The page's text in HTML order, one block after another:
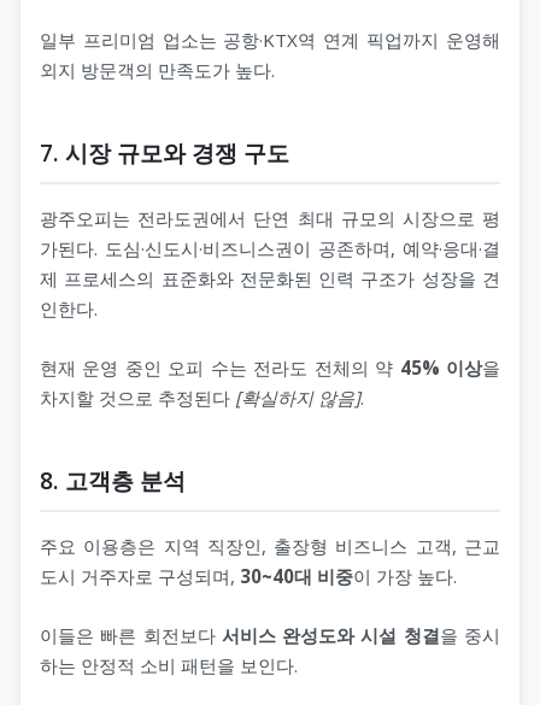
일부 프리미엄 업소는 공항·KTX역 연계 픽업까지 운영해
외지 방문객의 만족도가 높다.
7. 시장 규모와 경쟁 구도
광주오피는 전라도권에서 단연 최대 규모의 시장으로 평
가된다. 도심·신도시·비즈니스권이 공존하며, 예약·응대·결
제 프로세스의 표준화와 전문화된 인력 구조가 성장을 견
인한다.
현재 운영 중인 오피 수는 전라도 전체의 약 45% 이상을
차지할 것으로 추정된다 [확실하지 않음].
8. 고객층 분석
주요 이용층은 지역 직장인, 출장형 비즈니스 고객, 근교
도시 거주자로 구성되며, 30~40대 비중이 가장 높다.
이들은 빠른 회전보다 서비스 완성도와 시설 청결을 중시
하는 안정적 소비 패턴을 보인다.